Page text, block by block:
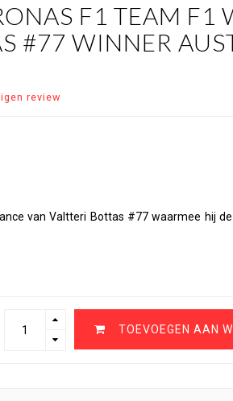
F1 TEAM F1
#77 WINNER
review
van Valtteri Bottas #77 waarmee hij
TOEVOEGEN AAN